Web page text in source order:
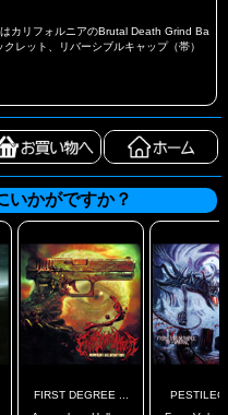
カリフォルニアのBrutal Death Grind Ba
レット、リバーシブルキャップ（帯）
いかがですか？
FIRST DEGREE ...